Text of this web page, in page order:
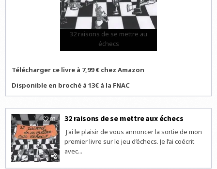
32 raisons de se mettre au
échecs
Télécharger ce livre à 7,99 € chez Amazon
Disponible en broché à 13€ à la FNAC
83 32 raisons de se mettre aux échecs
J'ai le plaisir de vous annoncer la sortie de mon
premier livre sur le jeu d’échecs. Je l’ai coécrit
avec...